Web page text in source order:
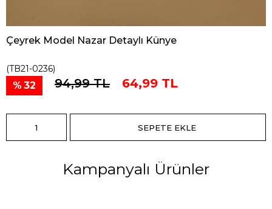
Çeyrek Model Nazar Detaylı Künye
(TB21-0236)
32 94,99 TL 64,99 TL
Kampanyalı Ürünler